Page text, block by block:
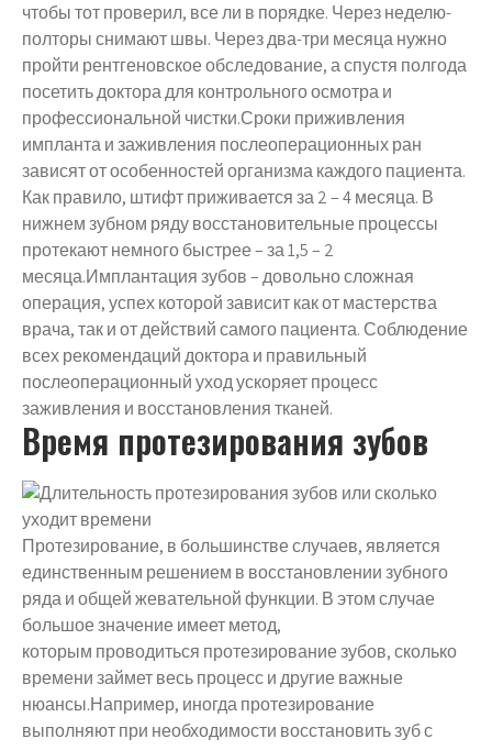
чтобы тот проверил, все ли в порядке. Через неделю-
полторы снимают швы. Через два-три месяца нужно
пройти рентгеновское обследование, а спустя полгода
посетить доктора для контрольного осмотра и
профессиональной чистки.Сроки приживления
импланта и заживления послеоперационных ран
зависят от особенностей организма каждого пациента.
Как правило, штифт приживается за 2 – 4 месяца. В
нижнем зубном ряду восстановительные процессы
протекают немного быстрее – за 1,5 – 2
месяца.Имплантация зубов – довольно сложная
операция, успех которой зависит как от мастерства
врача, так и от действий самого пациента. Соблюдение
всех рекомендаций доктора и правильный
послеоперационный уход ускоряет процесс
заживления и восстановления тканей.
Время протезирования зубов
Протезирование, в большинстве случаев, является
единственным решением в восстановлении зубного
ряда и общей жевательной функции. В этом случае
большое значение имеет метод,
которым проводиться протезирование зубов, сколько
времени займет весь процесс и другие важные
нюансы.Например, иногда протезирование
выполняют при необходимости восстановить зуб с